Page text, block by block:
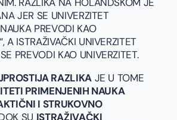
JER SE UNIVERZITET
PREVODI KAO
A ISTRAŽIVAČKI UNIVERZITET
PREVODI KAO UNIVERZITET.
RAZLIKAJE U TOME
PRIMENJENIH NAUKA
I STRUKOVNO
SU ISTRAŽIVAČKI